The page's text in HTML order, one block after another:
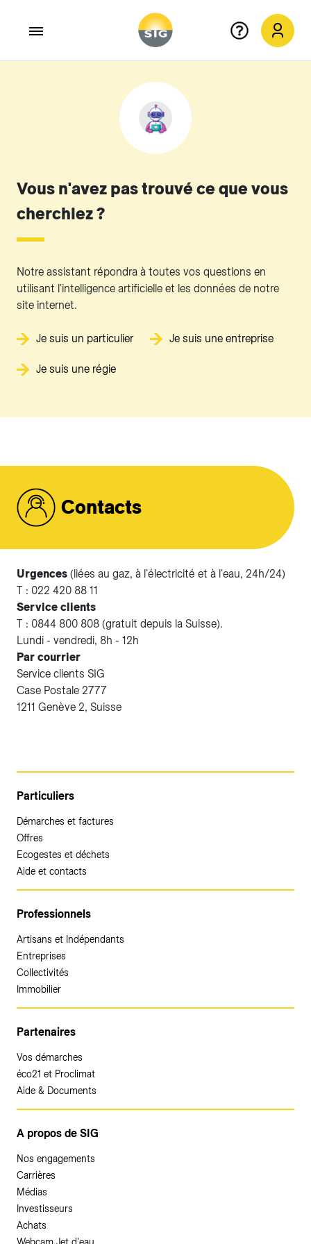
Vous n'avez pas trouvé ce que vous
cherchiez ?
Notre assistant répondra à toutes vos questions en
utilisant l'intelligence artificielle et les données de notre
site internet.
Je suis un particulier Je suis une entreprise
Je suis une régie
Contacts
Urgences (liées au gaz, à l'électricité et à l'eau, 24h/24)
T : 022 420 88 11
Service clients
T : 0844 800 808 (gratuit depuis la Suisse).
Lundi - vendredi, 8h - 12h
Par courrier
Service clients SIG
Case Postale 2777
1211 Genève 2, Suisse
Particuliers
Démarches et factures
Offres
Ecogestes et déchets
Aide et contacts
Professionnels
Artisans et Indépendants
Entreprises
Collectivités
Immobilier
Partenaires
Vos démarches
éco21 et Proclimat
Aide & Documents
A propos de SIG
Nos engagements
Carrières
Médias
Investisseurs
Achats